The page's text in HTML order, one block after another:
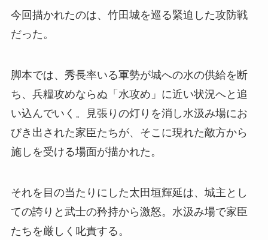
今回描かれたのは、竹田城を巡る緊迫した攻防戦
だった。
脚本では、秀長率いる軍勢が城への水の供給を断
ち、兵糧攻めならぬ「水攻め」に近い状況へと追
い込んでいく。見張りの灯りを消し水汲み場にお
びき出された家臣たちが、そこに現れた敵方から
施しを受ける場面が描かれた。
それを目の当たりにした太田垣輝延は、城主とし
ての誇りと武士の矜持から激怒。水汲み場で家臣
たちを厳しく叱責する。